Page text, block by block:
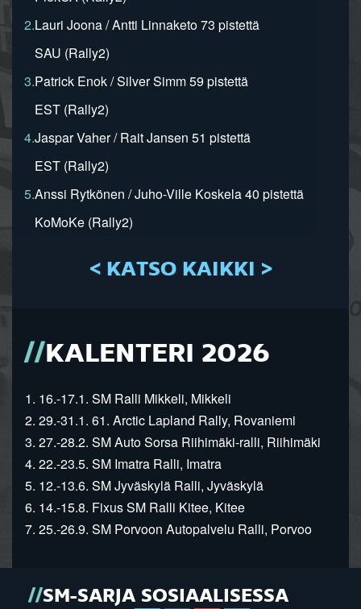
2.Lauri Joona / Antti Linnaketo 73 pistettä
SAU (Rally2)
3.Patrick Enok / Silver Simm 59 pistettä
EST (Rally2)
4.Jaspar Vaher / Rait Jansen 51 pistettä
EST (Rally2)
5.Anssi Rytkönen / Juho-Ville Koskela 40 pistettä
KoMoKe (Rally2)
< KATSO KAIKKI >
KALENTERI 2026
1. 16.-17.1. SM Ralli Mikkeli, Mikkeli
2. 29.-31.1. 61. Arctic Lapland Rally, Rovaniemi
3. 27.-28.2. SM Auto Sorsa Riihimäki-ralli, Riihimäki
4. 22.-23.5. SM Imatra Ralli, Imatra
5. 12.-13.6. SM Jyväskylä Ralli, Jyväskylä
6. 14.-15.8. Fixus SM Ralli Kitee, Kitee
7. 25.-26.9. SM Porvoon Autopalvelu Ralli, Porvoo
SM-SARJA SOSIAALISESSA